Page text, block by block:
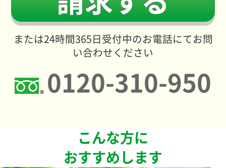
または24時間365日受付中のお電話にてお問
い合わせください
0120-310-950
こんな方に
おすすめします